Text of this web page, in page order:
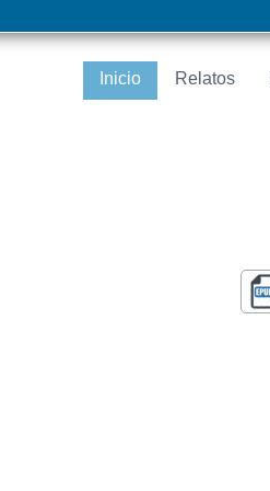
Inicio Relatos